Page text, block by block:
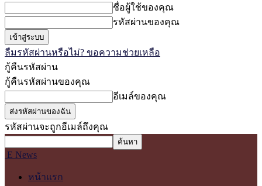
ชื่อผู้ใช้ของคุณ
รหัสผ่านของคุณ
ลืมรหัสผ่านหรือไม่? ขอความช่วยเหลือ
กู้คืนรหัสผ่าน
กู้คืนรหัสผ่านของคุณ
อีเมล์ของคุณ
รหัสผ่านจะถูกอีเมล์ถึงคุณ
E News
หน้าแรก